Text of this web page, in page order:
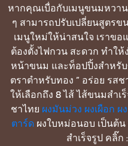
หากคุณเบื่อกับเมนูขนมหวาน
ๆ สามารถปรับเปลี่ยนสูตรข
เมนูใหม่ให้น่าสนใจ เราขอ
ต้องตั้งไฟกวน สะดวก ทำใ
หน้าขนม และท็อปปิ้งสำหรั
ตราตำหรับทอง ” อร่อย ร
ให้เลือกถึง 8 ไส้ ไส้ขนมสำเ
ชาไทย ผงมันม่วง ผงเผือก ผ
ตาร์ดผงใบหม่อนอบ เป็นต้
สำเร็จรูป คลิ๊ก :